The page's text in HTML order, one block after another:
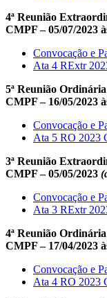
4ª Reunião
CMPF – 05/07/2023
Convocação e
Ata 4 RExtr
5ª Reunião
CMPF – 16/05/2023
Convocação e
Ata 5 RO 2023
3ª Reunião
CMPF – 05/05/2023
Convocação e
Ata 3 RExtr
4ª Reunião
CMPF – 17/04/2023
Convocação e
Ata 4 RO 2023